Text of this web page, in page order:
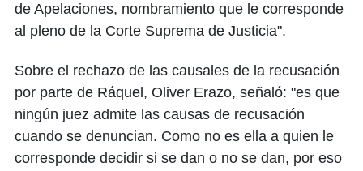
de Apelaciones, nombramiento que le corresponde
al pleno de la Corte Suprema de Justicia".
Sobre el rechazo de las causales de la recusación
por parte de Ráquel, Oliver Erazo, señaló: "es que
ningún juez admite las causas de recusación
cuando se denuncian. Como no es ella a quien le
corresponde decidir si se dan o no se dan, por eso